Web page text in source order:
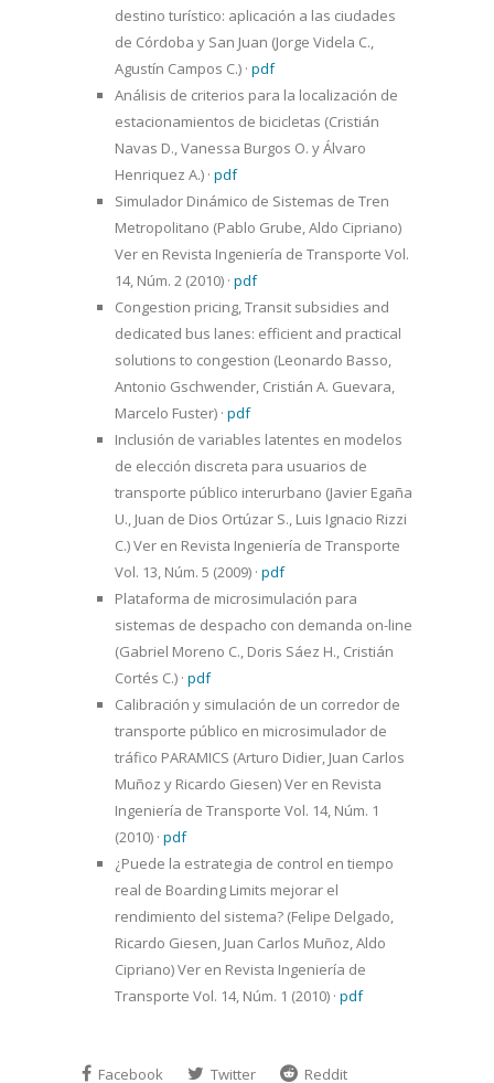
destino turístico: aplicación a las ciudades
de Córdoba y San Juan (Jorge Videla C.,
Agustín Campos C.) · pdf
Análisis de criterios para la localización de
estacionamientos de bicicletas (Cristián
Navas D., Vanessa Burgos O. y Álvaro
Henriquez A.) · pdf
Simulador Dinámico de Sistemas de Tren
Metropolitano (Pablo Grube, Aldo Cipriano)
Ver en Revista Ingeniería de Transporte Vol.
14, Núm. 2 (2010) · pdf
Congestion pricing, Transit subsidies and
dedicated bus lanes: efficient and practical
solutions to congestion (Leonardo Basso,
Antonio Gschwender, Cristián A. Guevara,
Marcelo Fuster) · pdf
Inclusión de variables latentes en modelos
de elección discreta para usuarios de
transporte público interurbano (Javier Egaña
U., Juan de Dios Ortúzar S., Luis Ignacio Rizzi
C.) Ver en Revista Ingeniería de Transporte
Vol. 13, Núm. 5 (2009) · pdf
Plataforma de microsimulación para
sistemas de despacho con demanda on-line
(Gabriel Moreno C., Doris Sáez H., Cristián
Cortés C.) · pdf
Calibración y simulación de un corredor de
transporte público en microsimulador de
tráfico PARAMICS (Arturo Didier, Juan Carlos
Muñoz y Ricardo Giesen) Ver en Revista
Ingeniería de Transporte Vol. 14, Núm. 1
(2010) · pdf
¿Puede la estrategia de control en tiempo
real de Boarding Limits mejorar el
rendimiento del sistema? (Felipe Delgado,
Ricardo Giesen, Juan Carlos Muñoz, Aldo
Cipriano) Ver en Revista Ingeniería de
Transporte Vol. 14, Núm. 1 (2010) · pdf
Facebook Twitter Reddit